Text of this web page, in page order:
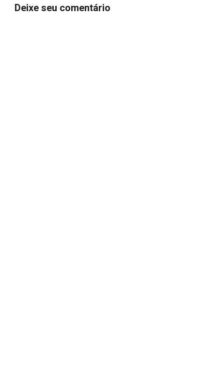
Deixe seu comentário